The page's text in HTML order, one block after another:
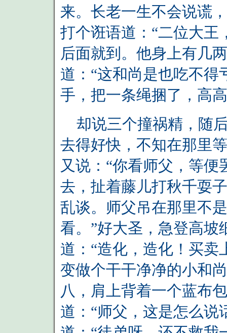
来。长老一生不会说谎
打个诳语道：“二位大王
后面就到。他身上有几
道：“这和尚是也吃不得
手，把一条绳捆了，高
却说三个撞祸精，随
去得好快，不知在那里
又说：“你看师父，等
去，扯着藤儿打秋千耍
乱谈。师父吊在那里不
看。”好大圣，急登高坡
道：“造化，造化！买卖
变做个干干净净的小和
八，肩上背着一个蓝布
道：“师父，这是怎么说